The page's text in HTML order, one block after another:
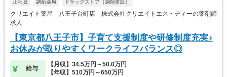
正社員 調剤薬局 ドラッグストア（調剤併設）
クリエイト薬局 八王子台町店 株式会社クリエイトエス・ディーの薬剤師
求人
【東京都八王子市】子育て支援制度や研修制度充実♪
お休みが取りやすくワークライフバランス◎
給与
【月収】34.5万円～50.0万円
【年収】510万円～650万円